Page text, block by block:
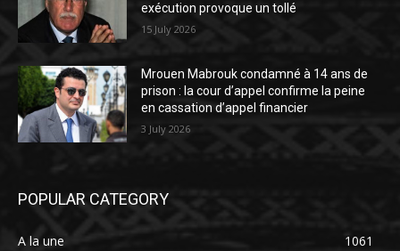
exécution provoque un tollé
15 July 2026
Mrouen Mabrouk condamné à 14 ans de
prison : la cour d’appel confirme la peine
en cassation d’appel financier
3 July 2026
POPULAR CATEGORY
A la une
1061